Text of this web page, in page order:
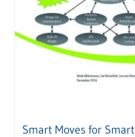
Smart Moves for Smart